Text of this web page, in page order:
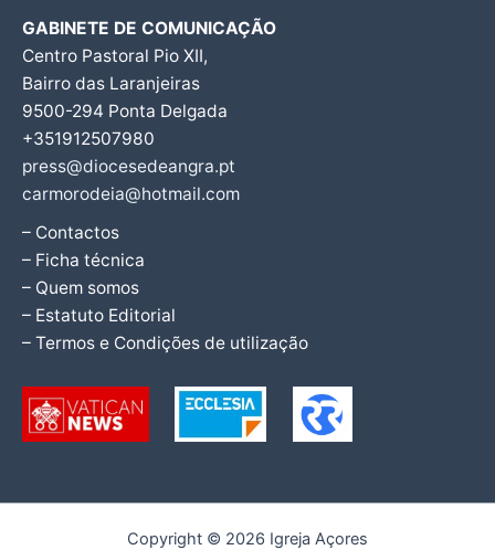
GABINETE DE COMUNICAÇÃO
Centro Pastoral Pio XII,
Bairro das Laranjeiras
9500-294 Ponta Delgada
+351912507980
press@diocesedeangra.pt
carmorodeia@hotmail.com
– Contactos
– Ficha técnica
– Quem somos
– Estatuto Editorial
– Termos e Condições de utilização
Copyright © 2026 Igreja Açores